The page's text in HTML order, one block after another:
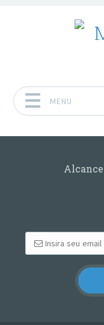
MENU
Alcance